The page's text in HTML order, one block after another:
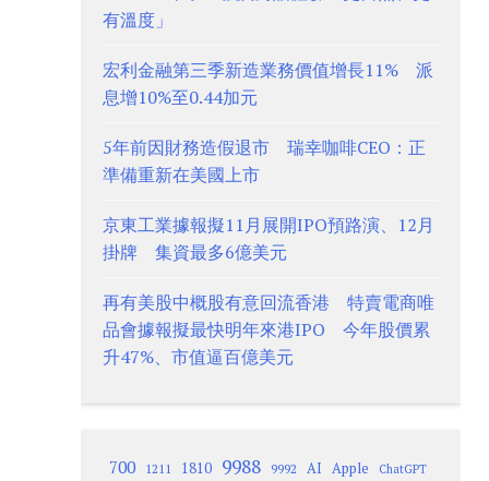
有溫度」
宏利金融第三季新造業務價值增長11% 派
息增10%至0.44加元
5年前因財務造假退市 瑞幸咖啡CEO：正
準備重新在美國上市
京東工業據報擬11月展開IPO預路演、12月
掛牌 集資最多6億美元
再有美股中概股有意回流香港 特賣電商唯
品會據報擬最快明年來港IPO 今年股價累
升47%、市值逼百億美元
700 1211 1810 9988 9992 AI Apple ChatGPT